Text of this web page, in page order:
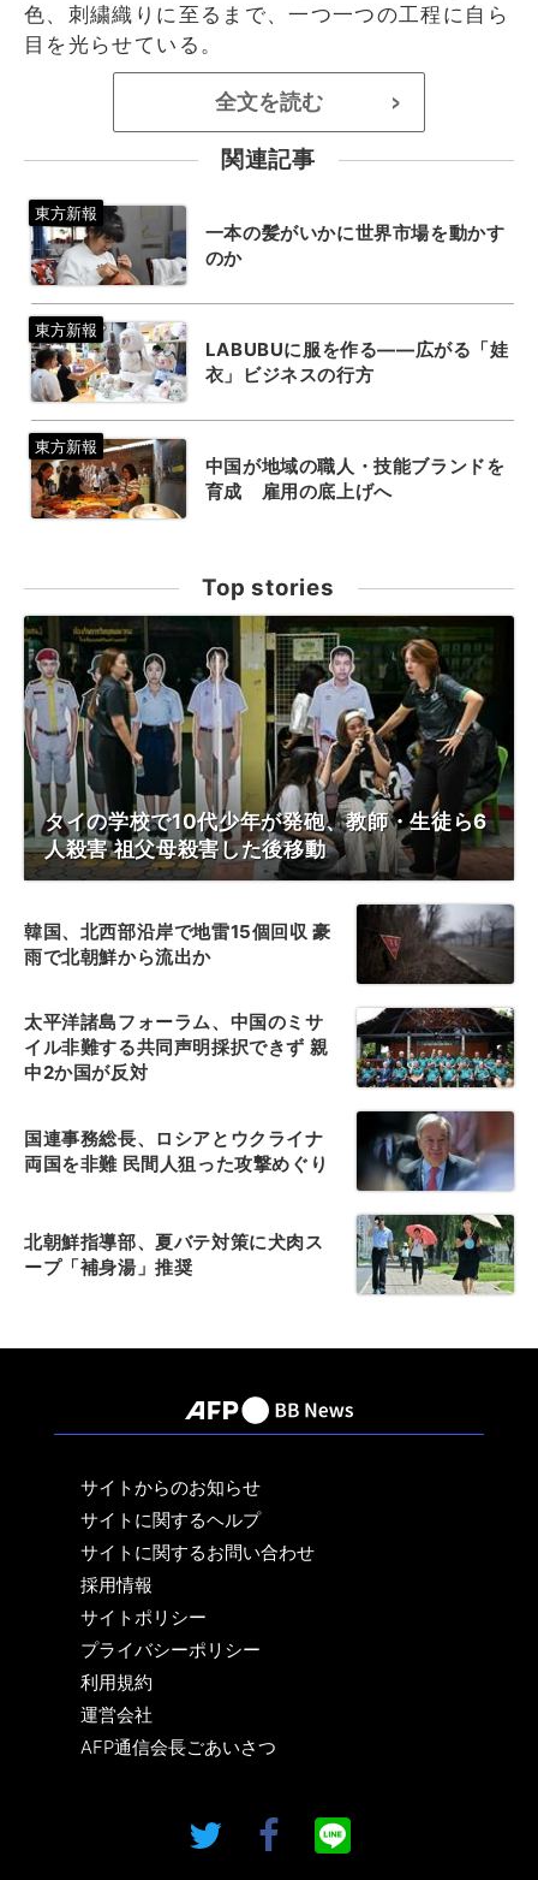
色、刺繍織りに至るまで、一つ一つの工程に自ら
目を光らせている。
全文を読む >
関連記事
一本の髪がいかに世界市場を動かす
のか
LABUBUに服を作る――広がる「娃
衣」ビジネスの行方
中国が地域の職人・技能ブランドを
育成 雇用の底上げへ
Top stories
タイの学校で10代少年が発砲、教師・生徒ら6
人殺害 祖父母殺害した後移動
韓国、北西部沿岸で地雷15個回収 豪
雨で北朝鮮から流出か
太平洋諸島フォーラム、中国のミサ
イル非難する共同声明採択できず 親
中2か国が反対
国連事務総長、ロシアとウクライナ
両国を非難 民間人狙った攻撃めぐり
北朝鮮指導部、夏バテ対策に犬肉ス
ープ「補身湯」推奨
サイトからのお知らせ
サイトに関するヘルプ
サイトに関するお問い合わせ
採用情報
サイトポリシー
プライバシーポリシー
利用規約
運営会社
AFP通信会長ごあいさつ